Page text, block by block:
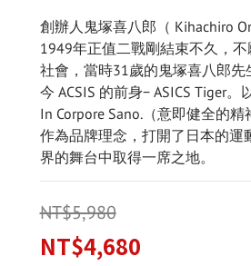
創辦人鬼塚喜八郎（ Kihachiro
1949年正值二戰剛結束不久，
社會，當時31歲的鬼塚喜八郎
今 ACSIS 的前身− ASICS Tiger。
In Corpore Sano.（意即健全的精
作為品牌理念，打開了日本的運
界的舞台中取得一席之地。
NT$5,980
NT$4,680